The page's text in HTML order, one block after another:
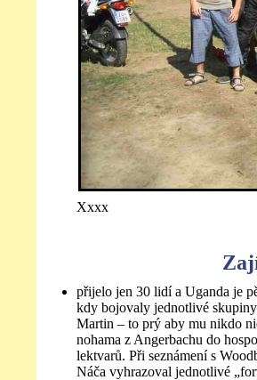
Xxxx
přijelo jen 30 lidí a Uganda je
kdy bojovaly jednotlivé
Martin – to prý aby mu nikdo
nohama z Angerbachu do
lektvarů. Při seznámení s
Náča vyhrazoval jednotlivé